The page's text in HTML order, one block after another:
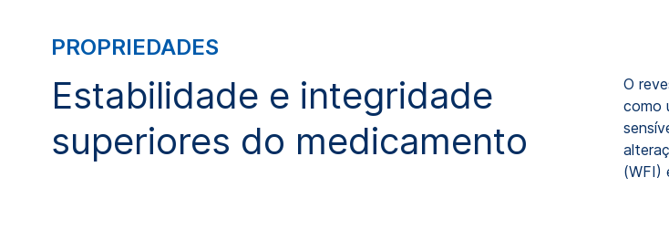
PROPRIEDADES
Estabilidade e integridade
superiores do medicamento
O
como
(WFI)